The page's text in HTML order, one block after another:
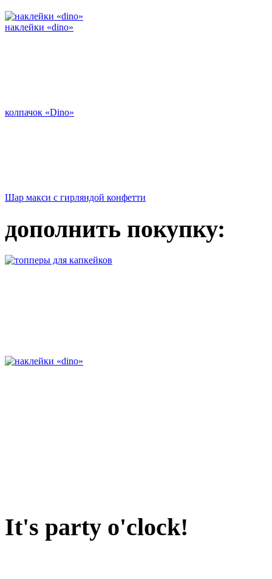
наклейки «dino»
колпачок «Dino»
Шар макси с гирляндой конфетти
дополнить покупку:
It's party o'clock!